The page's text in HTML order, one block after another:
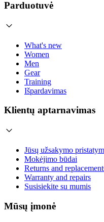
Parduotuvė
What's new
Women
Men
Gear
Training
Išpardavimas
Klientų aptarnavimas
Jūsų užsakymo
Mokėjimo būdai
Returns and
Warranty and repairs
Susisiekite su mumis
Mūsų įmonė